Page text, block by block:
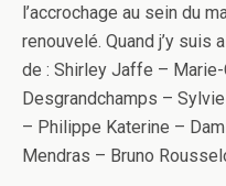
l’accrochage au sein du
renouvelé. Quand j’y suis
de : Shirley Jaffe –
Desgrandchamps –
– Philippe Katerine –
Mendras – Bruno